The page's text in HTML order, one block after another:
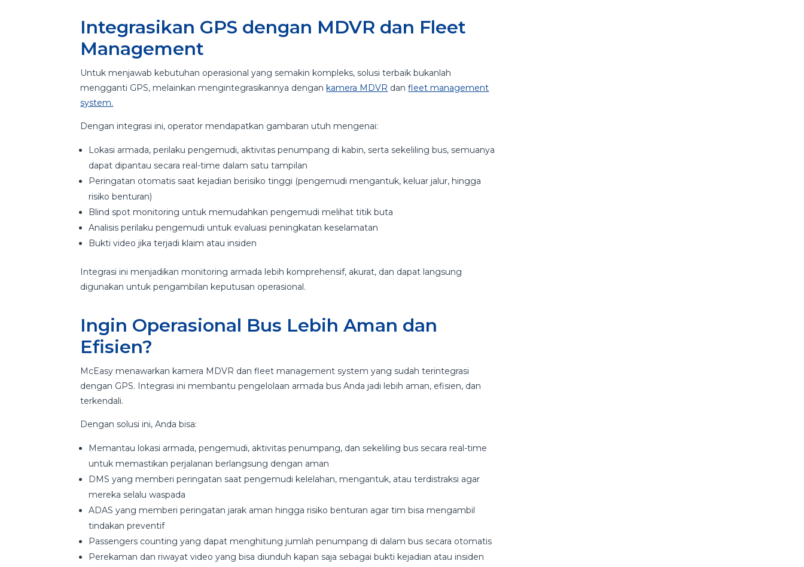
Integrasikan GPS dengan MDVR dan Fleet
Management
Untuk menjawab kebutuhan operasional yang semakin kompleks, solusi terbaik bukanlah
mengganti GPS, melainkan mengintegrasikannya dengankamera MDVR danfleet management
system.
Dengan integrasi ini, operator mendapatkan gambaran utuh mengenai:
Lokasi armada, perilaku pengemudi, aktivitas penumpang di kabin, serta sekeliling bus, semuanya
dapat dipantau secara real-time dalam satu tampilan
Peringatan otomatis saat kejadian berisiko tinggi (pengemudi mengantuk, keluar jalur, hingga
risiko benturan)
Blind spot monitoring untuk memudahkan pengemudi melihat titik buta
Analisis perilaku pengemudi untuk evaluasi peningkatan keselamatan
Bukti video jika terjadi klaim atau insiden
Integrasi ini menjadikan monitoring armada lebih komprehensif, akurat, dan dapat langsung
digunakan untuk pengambilan keputusan operasional.
Ingin Operasional Bus Lebih Aman dan
Efisien?
McEasy menawarkan kamera MDVR dan fleet management system yang sudah terintegrasi
dengan GPS. Integrasi ini membantu pengelolaan armada bus Anda jadi lebih aman, efisien, dan
terkendali.
Dengan solusi ini, Anda bisa:
Memantau lokasi armada, pengemudi, aktivitas penumpang, dan sekeliling bus secara real-time
untuk memastikan perjalanan berlangsung dengan aman
DMS yang memberi peringatan saat pengemudi kelelahan, mengantuk, atau terdistraksi agar
mereka selalu waspada
ADAS yang memberi peringatan jarak aman hingga risiko benturan agar tim bisa mengambil
tindakan preventif
Passengers counting yang dapat menghitung jumlah penumpang di dalam bus secara otomatis
Perekaman dan riwayat video yang bisa diunduh kapan saja sebagai bukti kejadian atau insiden